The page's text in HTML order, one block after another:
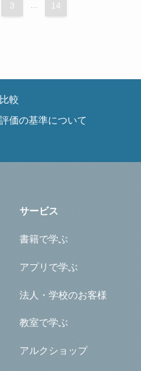
3 ... 14
較
価の基準について
サービス
書籍で学ぶ
アプリで学ぶ
法人・学校のお客様
教室で学ぶ
アルクショップ